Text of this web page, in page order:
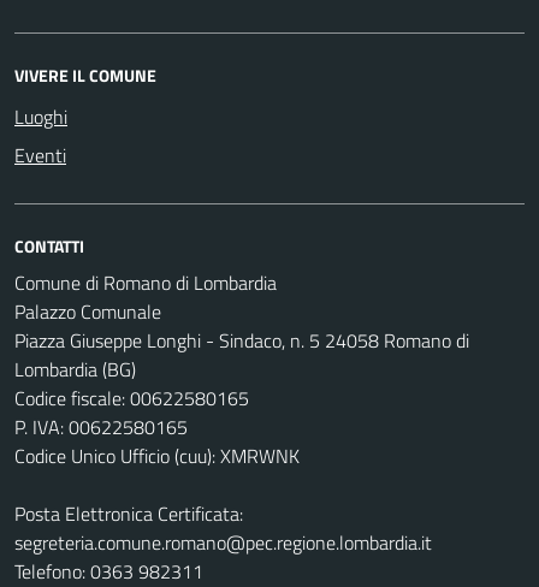
VIVERE IL COMUNE
Luoghi
Eventi
CONTATTI
Comune di Romano di Lombardia
Palazzo Comunale
Piazza Giuseppe Longhi - Sindaco, n. 5 24058 Romano di
Lombardia (BG)
Codice fiscale: 00622580165
P. IVA: 00622580165
Codice Unico Ufficio (cuu): XMRWNK
Posta Elettronica Certificata:
segreteria.comune.romano@pec.regione.lombardia.it
Telefono: 0363 982311